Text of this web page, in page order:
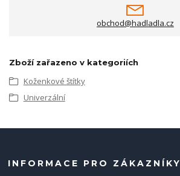
obchod@hadladla.cz
Zboží zařazeno v kategoriích
Koženkové štítky
Univerzální
INFORMACE PRO ZÁKAZNÍKY